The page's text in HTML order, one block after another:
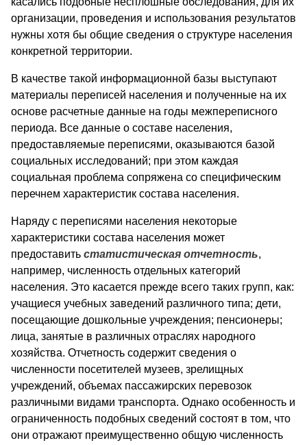
организации, проведения и использования результатов
нужны хотя бы общие сведения о структуре населения
конкретной территории.
В качестве такой информационной базы выступают
материалы переписей населения и полученные на их
основе расчетные данные на годы межпереписного
периода. Все данные о составе населения,
предоставляемые переписями, оказываются базой
социальных исследований; при этом каждая
социальная проблема сопряжена со специфическим
перечнем характеристик состава населения.
Наряду с переписями населения некоторые
характеристики состава населения может
предоставить статистическая отчетность,
например, численность отдельных категорий
населения. Это касается прежде всего таких групп, как:
учащиеся учебных заведений различного типа; дети,
посещающие дошкольные учреждения; пенсионеры;
лица, занятые в различных отраслях народного
хозяйства. Отчетность содержит сведения о
численности посетителей музеев, зрелищных
учреждений, объемах пассажирских перевозок
различными видами транспорта. Однако особенность и
ограниченность подобных сведений состоят в том, что
они отражают преимущественно общую численность